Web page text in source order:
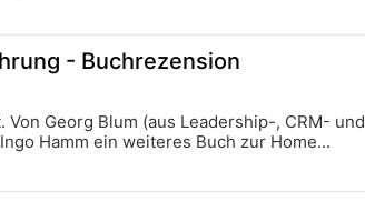
- Buchrezension
Georg Blum (aus Leadership-, CRM- und
Hamm ein weiteres Buch zur Home...